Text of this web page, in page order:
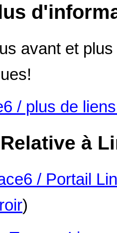
avant et
/ plus de
à
/ Portail
)